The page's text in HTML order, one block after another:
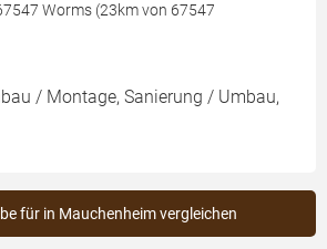
Worms (23km von 67547
/ Montage, Sanierung / Umbau,
für in Mauchenheim vergleichen